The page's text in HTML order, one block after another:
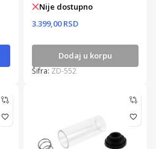
Nije dostupno
3.399,00 RSD
Dodaj u korpu
Šifra: ZD-552